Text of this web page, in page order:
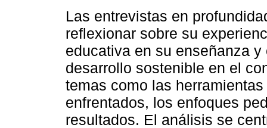
Las entrevistas en
reflexionar sobre su
educativa en su enseñanza
desarrollo sostenible en el
temas como las
enfrentados, los enfoques
resultados. El análisis se